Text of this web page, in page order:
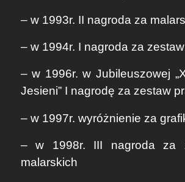
– w 1993r. II nagroda za
– w 1994r. I nagroda za
– w 1996r. w Jubileuszowej
Jesieni” I nagrodę za zestaw
– w 1997r. wyróżnienie za
– w 1998r. III nagroda za
malarskich